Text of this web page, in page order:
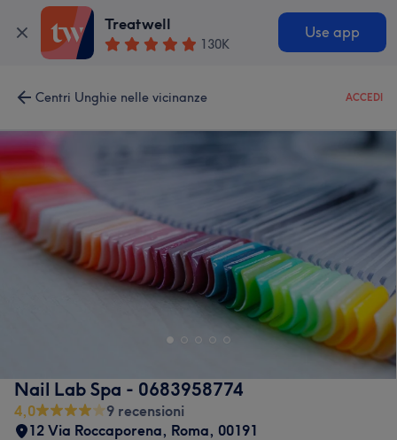
Treatwell
130K
Use app
Centri Unghie nelle vicinanze ACCEDI
Nail Lab Spa - 0683958774
4,0
9 recensioni
12 Via Roccaporena, Roma, 00191